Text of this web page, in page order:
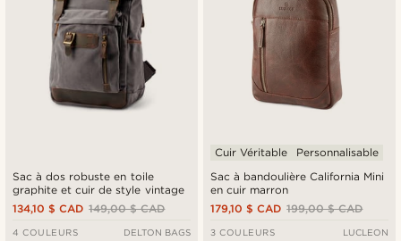
Sac à dos robuste en toile
graphite et cuir de style vintage
149,00 $ CAD
134,10 $ CAD
4 COULEURS DELTON BAGS
Sac à bandoulière California Mini
en cuir marron
Cuir Véritable Personnalisable
199,00 $ CAD
179,10 $ CAD
3 COULEURS LUCLEON